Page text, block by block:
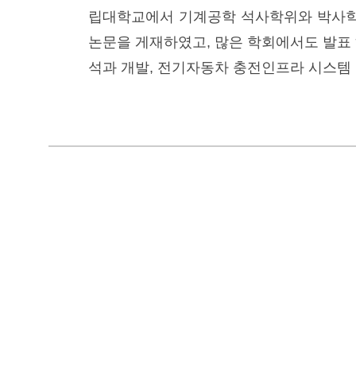
립대학교에서 기계공학 석사학위와 박사
논문을 게재하였고, 많은 학회에서도 발
석과 개발, 전기자동차 충전인프라 시스